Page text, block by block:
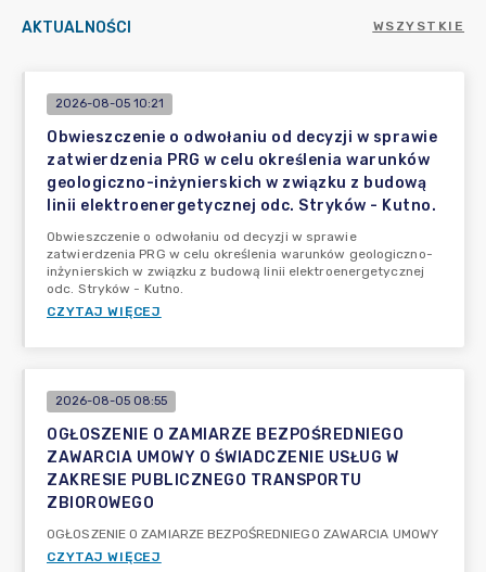
AKTUALNOŚCI WSZYSTKIE
2026-08-05 10:21
Obwieszczenie o odwołaniu od decyzji w sprawie
zatwierdzenia PRG w celu określenia warunków
geologiczno-inżynierskich w związku z budową
linii elektroenergetycznej odc. Stryków - Kutno.
Obwieszczenie o odwołaniu od decyzji w sprawie
zatwierdzenia PRG w celu określenia warunków geologiczno-
inżynierskich w związku z budową linii elektroenergetycznej
odc. Stryków - Kutno.
CZYTAJ WIĘCEJ
2026-08-05 08:55
OGŁOSZENIE O ZAMIARZE BEZPOŚREDNIEGO
ZAWARCIA UMOWY O ŚWIADCZENIE USŁUG W
ZAKRESIE PUBLICZNEGO TRANSPORTU
ZBIOROWEGO
OGŁOSZENIE O ZAMIARZE BEZPOŚREDNIEGO ZAWARCIA UMOWY
CZYTAJ WIĘCEJ